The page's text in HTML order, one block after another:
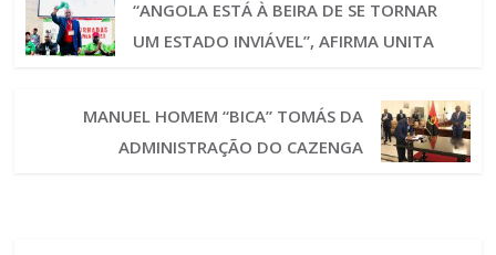
“ANGOLA ESTÁ À BEIRA DE SE TORNAR
UM ESTADO INVIÁVEL”, AFIRMA UNITA
MANUEL HOMEM “BICA” TOMÁS DA
ADMINISTRAÇÃO DO CAZENGA